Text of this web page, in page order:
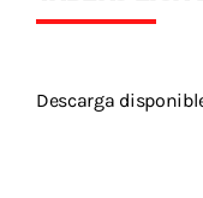
Noticias
Competencias
Descarga